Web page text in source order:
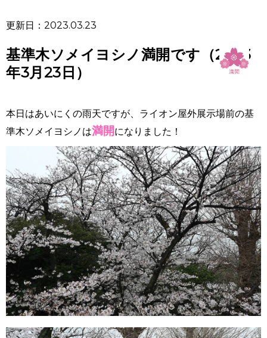
更新日：2023.03.23
基準木ソメイヨシノ満開です（2023
年3月23日）
本日はあいにくの雨天ですが、ライオン屋外展示場前の基
準木ソメイヨシノは満開になりました！